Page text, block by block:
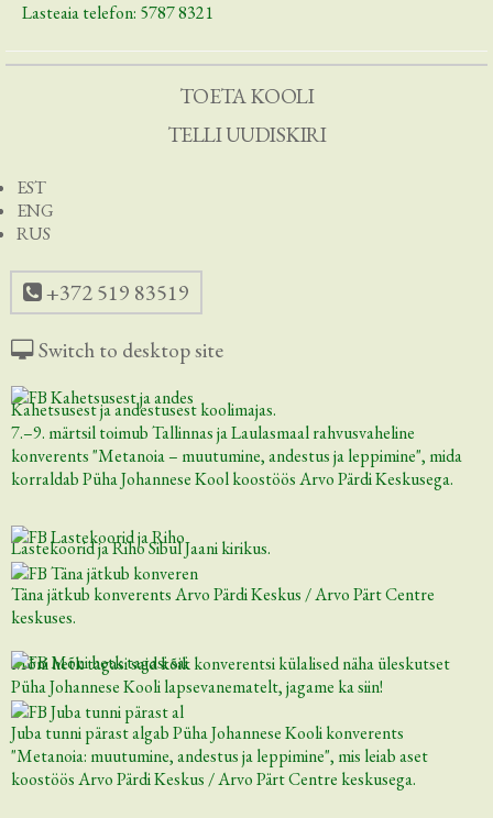
Lasteaia telefon: 5787 8321
TOETA KOOLI
TELLI UUDISKIRI
EST
ENG
RUS
+372 519 83519
Switch to desktop site
Kahetsusest ja andestusest koolimajas.
7.–9. märtsil toimub Tallinnas ja Laulasmaal rahvusvaheline
konverents "Metanoia – muutumine, andestus ja leppimine", mida
korraldab Püha Johannese Kool koostöös Arvo Pärdi Keskusega.
Lastekoorid ja Riho Sibul Jaani kirikus.
Täna jätkub konverents Arvo Pärdi Keskus / Arvo Pärt Centre
keskuses.
Mõni hetk tagasi said kõik konverentsi külalised näha üleskutset
Püha Johannese Kooli lapsevanematelt, jagame ka siin!
Juba tunni pärast algab Püha Johannese Kooli konverents
"Metanoia: muutumine, andestus ja leppimine", mis leiab aset
koostöös Arvo Pärdi Keskus / Arvo Pärt Centre keskusega.